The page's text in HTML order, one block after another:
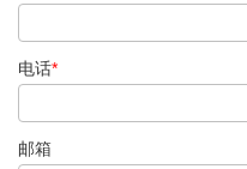
电话*
邮箱